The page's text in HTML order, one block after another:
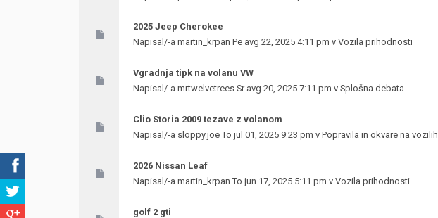
2025 Jeep Cherokee
Napisal/-a martin_krpan Pe avg 22, 2025 4:11 pm v Vozila prihodnosti
Vgradnja tipk na volanu VW
Napisal/-a mrtwelvetrees Sr avg 20, 2025 7:11 pm v Splošna debata
Clio Storia 2009 tezave z volanom
Napisal/-a sloppy.joeTo jul 01, 2025 9:23 pm v Popravila in okvare na vozilih
2026 Nissan Leaf
Napisal/-a martin_krpan To jun 17, 2025 5:11 pm v Vozila prihodnosti
golf 2 gti